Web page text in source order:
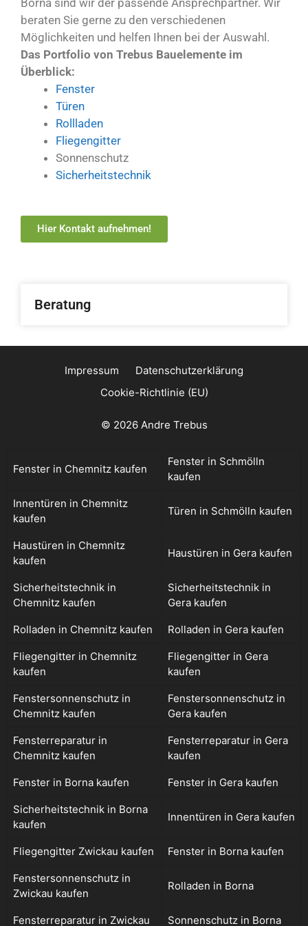
Borna sind wir der passende Ansprechpartner. Wir
beraten Sie gerne zu den verschiedenen
Möglichkeiten und helfen Ihnen bei der Auswahl.
Das Portfolio von Trebus Bauelemente im
Überblick:
Fenster
Türen
Rollladen
Fliegengitter
Sonnenschutz
Sicherheitstechnik
Hier Kontakt aufnehmen!
Beratung
Impressum
Datenschutzerklärung
Cookie-Richtlinie (EU)
© 2026 Andre Trebus
Fenster in Chemnitz kaufen
Fenster in Schmölln
kaufen
Innentüren in Chemnitz
kaufen
Türen in Schmölln kaufen
Haustüren in Chemnitz
kaufen
Haustüren in Gera kaufen
Sicherheitstechnik in
Chemnitz kaufen
Sicherheitstechnik in
Gera kaufen
Rolladen in Chemnitz kaufen Rolladen in Gera kaufen
Fliegengitter in Chemnitz
kaufen
Fliegengitter in Gera
kaufen
Fenstersonnenschutz in
Chemnitz kaufen
Fenstersonnenschutz in
Gera kaufen
Fensterreparatur in
Chemnitz kaufen
Fensterreparatur in Gera
kaufen
Fenster in Borna kaufen Fenster in Gera kaufen
Sicherheitstechnik in Borna
kaufen
Innentüren in Gera kaufen
Fliegengitter Zwickau kaufen Fenster in Borna kaufen
Fenstersonnenschutz in
Zwickau kaufen
Rolladen in Borna
Fensterreparatur in Zwickau Sonnenschutz in Borna